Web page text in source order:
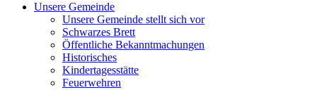
Unsere Gemeinde
Unsere Gemeinde stellt sich vor
Schwarzes Brett
Öffentliche Bekanntmachungen
Historisches
Kindertagesstätte
Feuerwehren